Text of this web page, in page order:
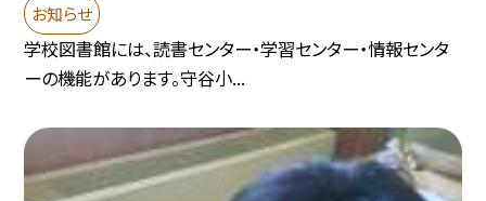
お知らせ
学校図書館には、読書センター・学習センター・情報センタ
ーの機能があります。守谷小...